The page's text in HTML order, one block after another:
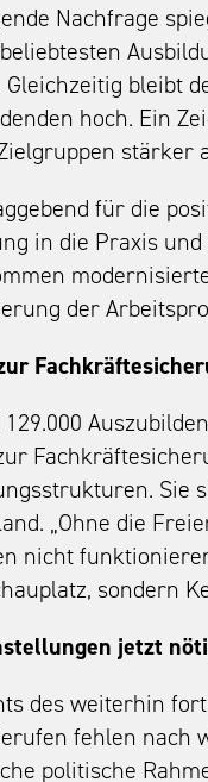
Nachfrage
Gleichzeitig bleibt
hoch. Ein
stärker
für die
in die Praxis
der
Sie
„Ohne die
nicht
sondern
jetzt
des weiterhin
fehlen nach
politische